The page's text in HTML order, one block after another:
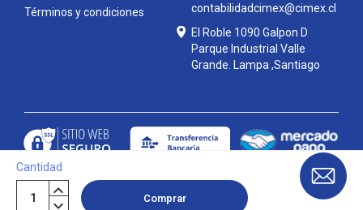
Cantidad
Comprar
Términos y condiciones
contabilidadcimex@cimex.cl
El Roble 1090 Galpon D
Parque Industrial Valle
Grande. Lampa ,Santiago
Copyright © Cimex 2026|Mapa del sitio | Powered by Enexum